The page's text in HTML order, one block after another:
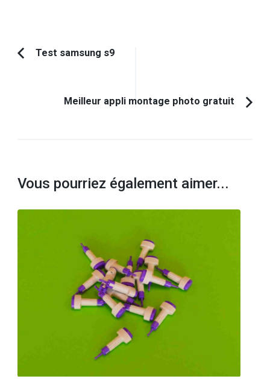
Navigation
Article
Test samsung s9
Meilleur appli montage photo gratuit
Vous pourriez également aimer...